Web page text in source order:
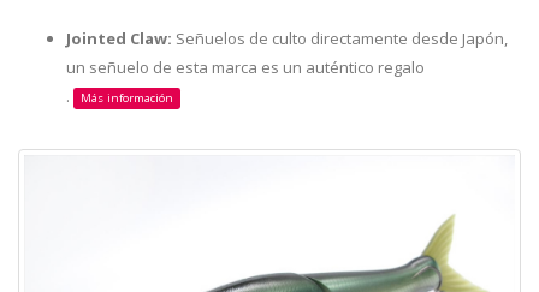
Jointed Claw: Señuelos de culto directamente desde Japón,
un señuelo de esta marca es un auténtico regalo
.
Más información